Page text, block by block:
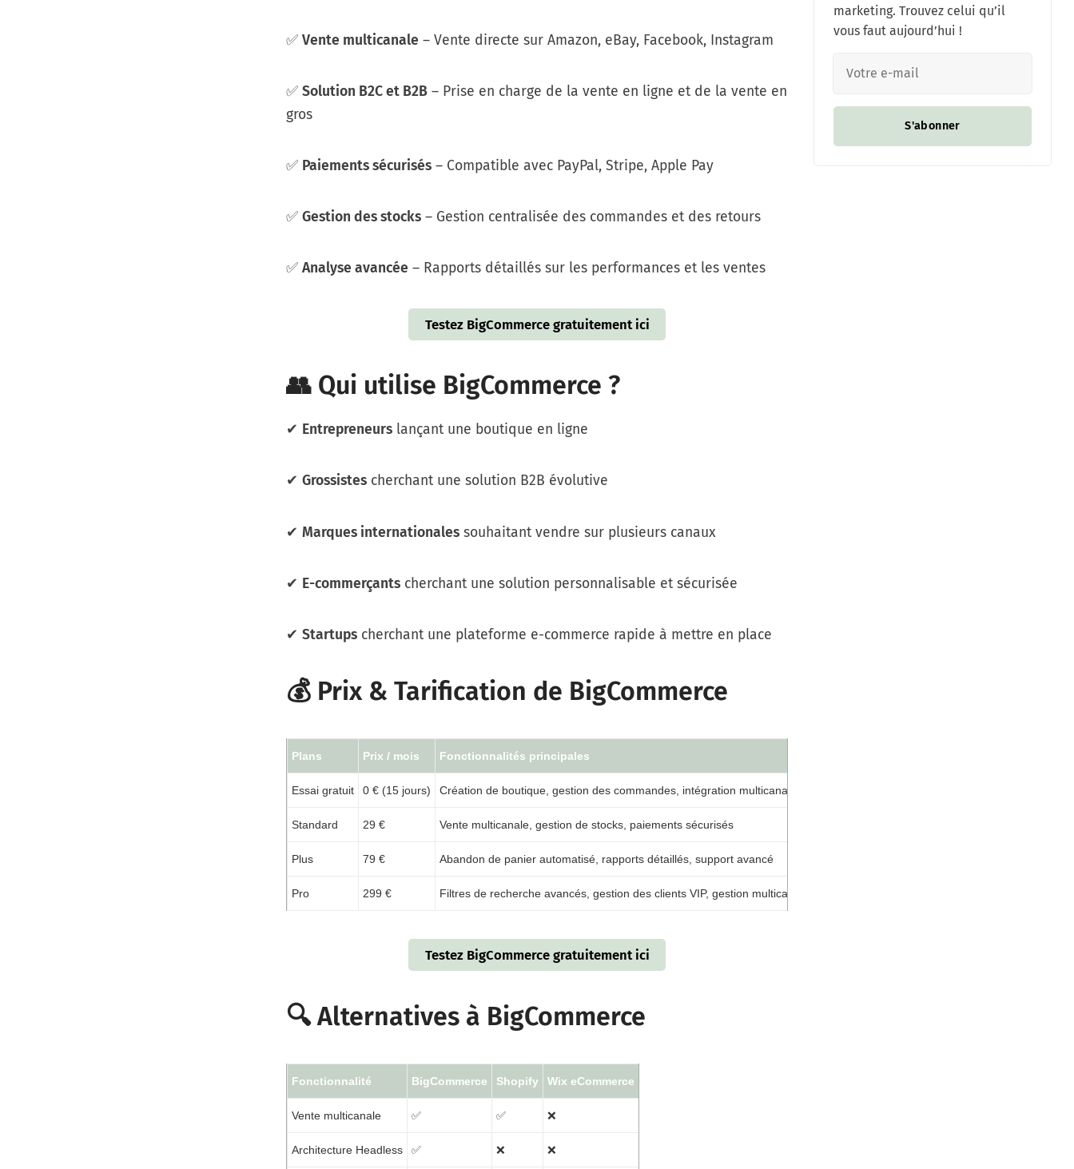
✅ Vente multicanale – Vente directe sur Amazon, eBay, Facebook, Instagram
✅ Solution B2C et B2B – Prise en charge de la vente en ligne et de la vente en
gros
✅ Paiements sécurisés – Compatible avec PayPal, Stripe, Apple Pay
✅ Gestion des stocks – Gestion centralisée des commandes et des retours
✅ Analyse avancée – Rapports détaillés sur les performances et les ventes
Testez BigCommerce gratuitement ici
👥 Qui utilise BigCommerce ?
✔ Entrepreneurs lançant une boutique en ligne
✔ Grossistes cherchant une solution B2B évolutive
✔ Marques internationales souhaitant vendre sur plusieurs canaux
✔ E-commerçants cherchant une solution personnalisable et sécurisée
✔ Startups cherchant une plateforme e-commerce rapide à mettre en place
💰 Prix & Tarification de BigCommerce
Plans Prix / mois Fonctionnalités principales
Essai gratuit 0 € (15 jours) Création de boutique, gestion des commandes, intégration multicanale
Standard 29 € Vente multicanale, gestion de stocks, paiements sécurisés
Plus 79 € Abandon de panier automatisé, rapports détaillés, support avancé
Pro 299 € Filtres de recherche avancés, gestion des clients VIP, gestion multicanale
Testez BigCommerce gratuitement ici
🔍 Alternatives à BigCommerce
Fonctionnalité BigCommerce Shopify Wix eCommerce
Vente multicanale ✅ ✅ ❌
Architecture Headless ✅ ❌ ❌
marketing. Trouvez celui qu’il
vous faut aujourd’hui !
S'abonner